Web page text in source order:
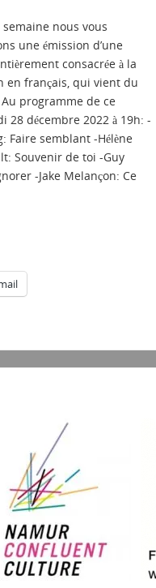
semaine nous vous
une émission d’une
consacrée à la
en français, qui vient du
Au programme de ce
28 décembre 2022 à 19h: -
Faire semblant -Hélène
Souvenir de toi -Guy
-Jake Melançon: Ce